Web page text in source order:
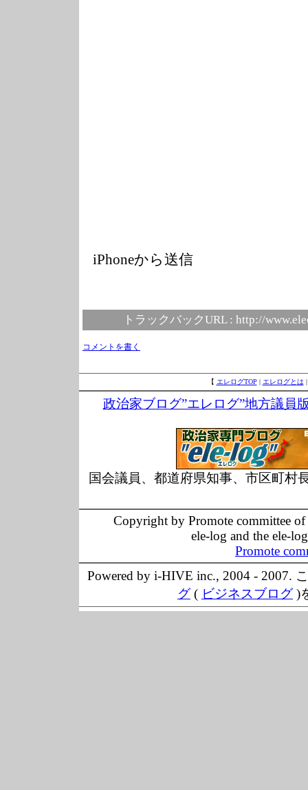
iPhoneから送信
トラックバックURL : http://
コメントを書く
【 エレログTOP エレログとは
政治家ブログ”エレログ”地方議員
国会議員、都道府県知事、市区町村
Copyright by Promote committee
ele-log and the ele-
Promote
Powered by i-HIVE inc., 2004 - 2007.
グ( ビジネスブログ)